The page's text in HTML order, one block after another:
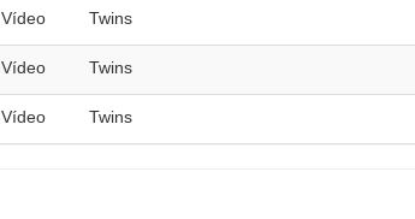
Vídeo Twins
Vídeo Twins
Vídeo Twins